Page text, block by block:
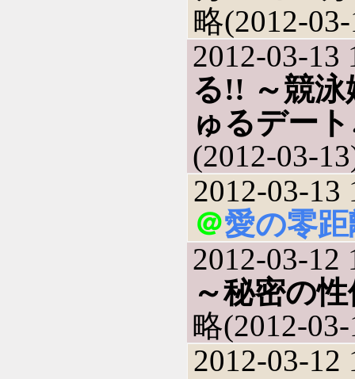
略(2012-
2012-03-13
る!! ～競
ゅるデー
(2012-03-
2012-03-13
＠愛の零
2012-03-12
～秘密の
略(2012-
2012-03-12